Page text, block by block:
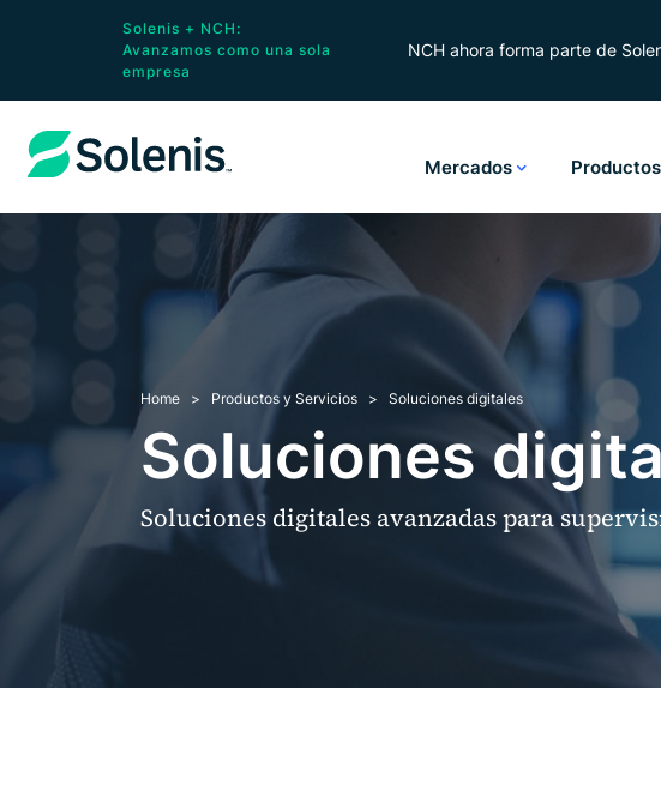
Solenis + NCH:
Avanzamos como una sola
empresa
NCH ahora forma parte de
Mercados
Home Productos y Servicios Soluciones digitales
Soluciones
Soluciones digitales avanzadas para